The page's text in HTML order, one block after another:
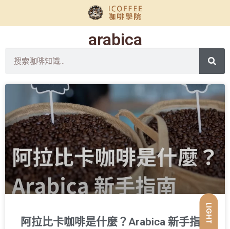
LIGHT
arabica
阿拉比卡咖啡是什麼？Arabica 新手指